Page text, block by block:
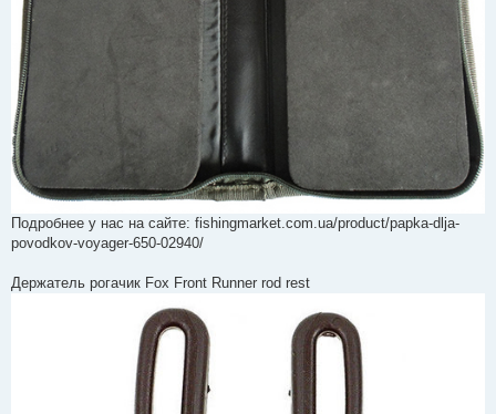
Подробнее у нас на сайте: fishingmarket.com.ua/product/papka-dlja-
povodkov-voyager-650-02940/
Держатель рогачик Fox Front Runner rod rest